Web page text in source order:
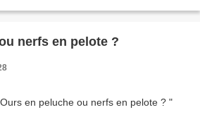
nerfs en pelote ?